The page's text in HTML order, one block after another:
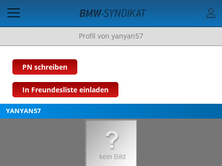
Profil von yanyan57
PN schreiben
In Freundesliste einladen
YANYAN57